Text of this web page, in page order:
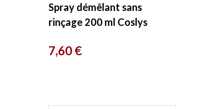
Spray démêlant sans
rinçage 200 ml Coslys
Prix
7,60 €